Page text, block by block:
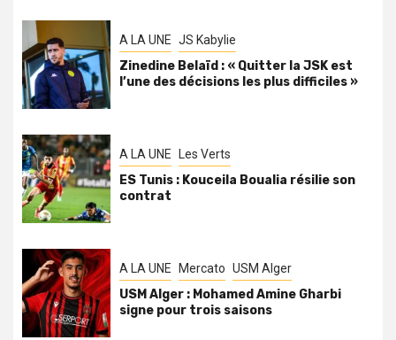
A LA UNE JS Kabylie
Zinedine Belaïd : « Quitter la JSK est
l’une des décisions les plus difficiles »
A LA UNE Les Verts
ES Tunis : Kouceila Boualia résilie son
contrat
A LA UNE Mercato USM Alger
USM Alger : Mohamed Amine Gharbi
signe pour trois saisons